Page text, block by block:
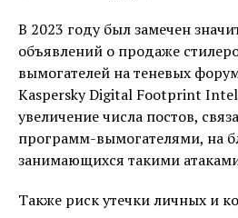
В 2023 году был замечен
объявлений о продаже
вымогателей на теневых
Kaspersky Digital Footprint
увеличение числа постов,
программ-вымогателями, на
занимающихся такими
Также риск утечки личных и